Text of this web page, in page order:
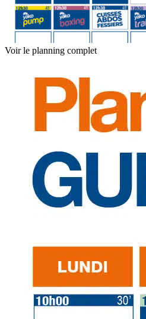
Voir le planning complet